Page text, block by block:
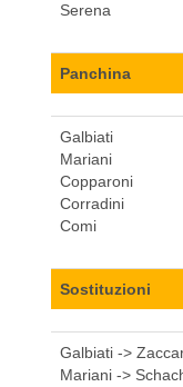
Serena
Panchina
Galbiati
Mariani
Copparoni
Corradini
Comi
Sostituzioni
Galbiati ->
Mariani ->